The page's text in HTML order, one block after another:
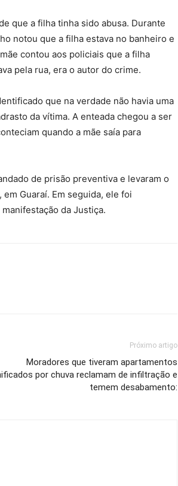
que a filha tinha sido abusa. Durante
notou que a filha estava no banheiro e
contou aos policiais que a filha
pela rua, era o autor do crime.
que na verdade não havia uma
da vítima. A enteada chegou a ser
quando a mãe saía para
de prisão preventiva e levaram o
Guaraí. Em seguida, ele foi
da Justiça.
Próximo artigo
Moradores que tiveram apartamentos
por chuva reclamam de infiltração e
temem desabamento: